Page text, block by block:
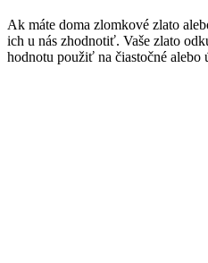
Ak máte doma zlomkové zlato
ich u nás zhodnotiť. Vaše zlato
hodnotu použiť na čiastočné alebo